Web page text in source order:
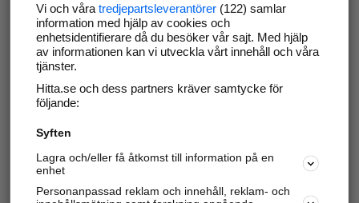
kunder i ditt närområde. Helt kostnadsfritt.
Uppdatera din företagsinformation
Svara på och hantera dina omdömen
Vi och våra tredjepartsleverantörer(122) samlar
information med hjälp av cookies och
enhetsidentifierare då du besöker vår sajt. Med hjälp
av informationen kan vi utveckla vårt innehåll och våra
tjänster.
Hitta.se och dess partners kräver samtycke för
följande:
Syften
Lagra och/eller få åtkomst till information på en
enhet
Personanpassad reklam och innehåll, reklam- och